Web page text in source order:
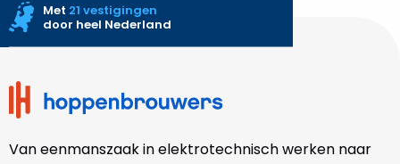
Site
Met 21 vestigingen
door heel Nederland
Van eenmanszaak in elektrotechnisch werken naar